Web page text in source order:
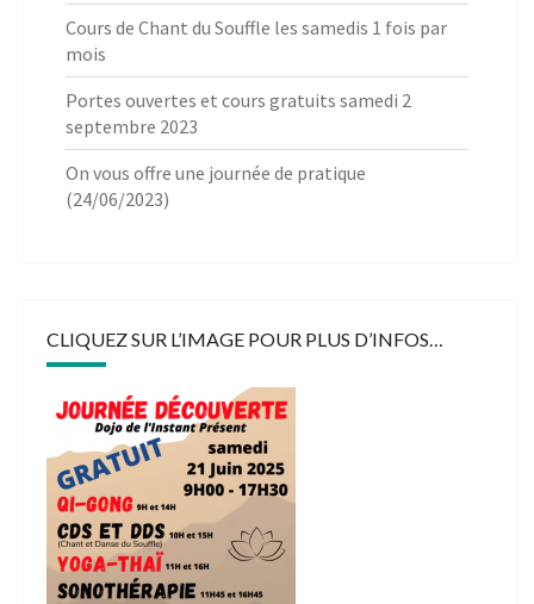
Cours de Chant du Souffle les samedis 1 fois par
mois
Portes ouvertes et cours gratuits samedi 2
septembre 2023
On vous offre une journée de pratique
(24/06/2023)
CLIQUEZ SUR L’IMAGE POUR PLUS D’INFOS…